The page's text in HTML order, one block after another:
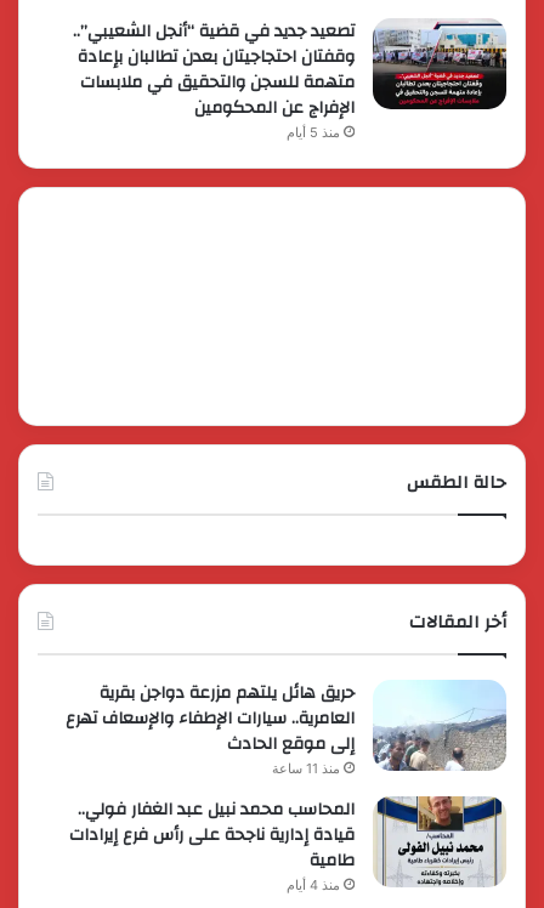
تصعيد جديد في قضية “أنجل الشعيبي”..
وقفتان احتجاجيتان بعدن تطالبان بإعادة
متهمة للسجن والتحقيق في ملابسات
الإفراج عن المحكومين
منذ 5 أيام
حالة الطقس
أخر المقالات
حريق هائل يلتهم مزرعة دواجن بقرية
العامرية.. سيارات الإطفاء والإسعاف تهرع
إلى موقع الحادث
منذ 11 ساعة
المحاسب محمد نبيل عبد الغفار فولي..
قيادة إدارية ناجحة على رأس فرع إيرادات
طامية
منذ 4 أيام